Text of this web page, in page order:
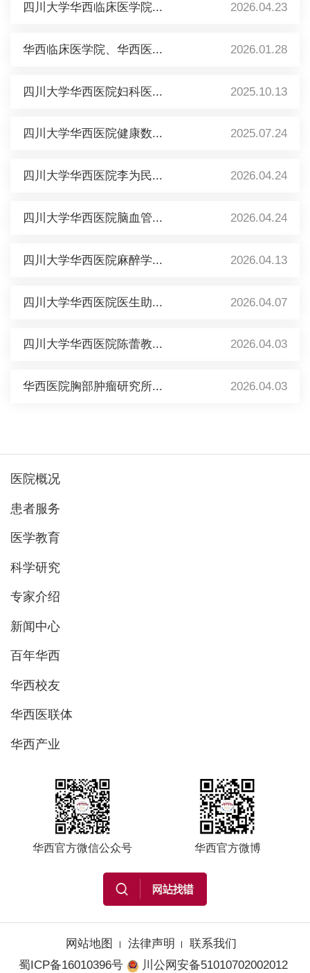
四川大学华西临床医学院... 2026.04.23
华西临床医学院、华西医... 2026.01.28
四川大学华西医院妇科医... 2025.10.13
四川大学华西医院健康数... 2025.07.24
四川大学华西医院李为民... 2026.04.24
四川大学华西医院脑血管... 2026.04.24
四川大学华西医院麻醉学... 2026.04.13
四川大学华西医院医生助... 2026.04.07
四川大学华西医院陈蕾教... 2026.04.03
华西医院胸部肿瘤研究所... 2026.04.03
医院概况
患者服务
医学教育
科学研究
专家介绍
新闻中心
百年华西
华西校友
华西医联体
华西产业
华西官方微信公众号 华西官方微博
网站地图 法律声明
联系我们
蜀ICP备16010396号
川公网安备51010702002012